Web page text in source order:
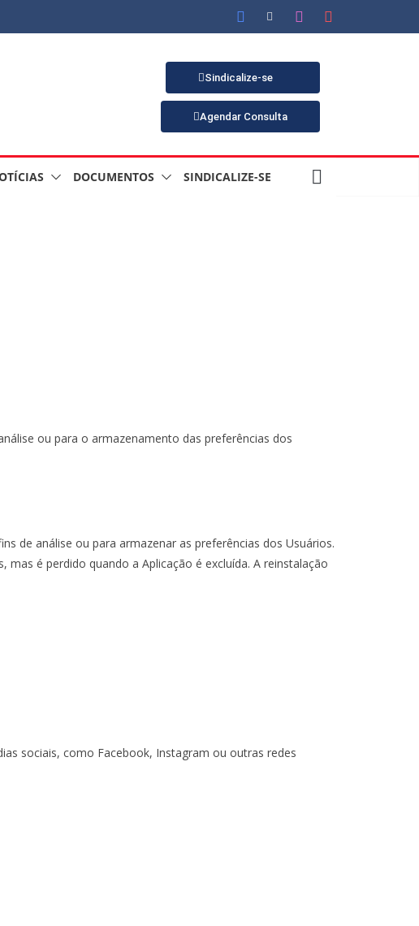
Sindicalize-se
Agendar Consulta
DOCUMENTOS SINDICALIZE-SE
ou para o armazenamento das preferências dos
de análise ou para armazenar as preferências dos Usuários.
é perdido quando a Aplicação é excluída. A reinstalação
sociais, como Facebook, Instagram ou outras redes